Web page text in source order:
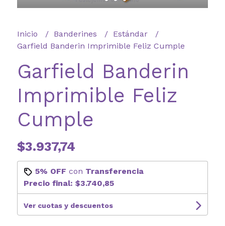
Inicio Banderines
Estándar
Garfield Banderin Imprimible Feliz Cumple
Garfield Banderin
Imprimible Feliz
Cumple
$3.937,74
5% OFF con Transferencia
Precio final: $3.740,85
Ver cuotas y descuentos